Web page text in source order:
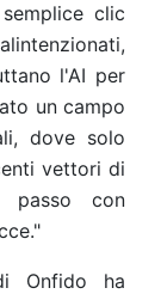
clic
l'AI per
un campo
dove solo
vettori di
passo con
Onfido ha